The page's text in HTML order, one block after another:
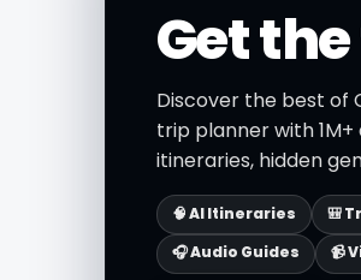
Get
Discover the best of
trip planner with
itineraries, hidden
🧠 AI Itineraries 🎒
🎧 Audio Guides
📹